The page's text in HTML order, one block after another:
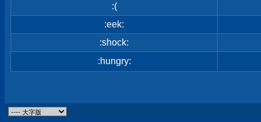
:(
:eek:
:shock:
:hungry: